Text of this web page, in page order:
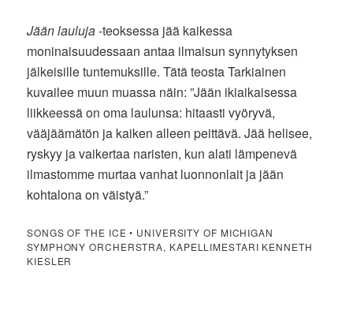
Jään lauluja-teoksessa jää kaikessa
moninaisuudessaan antaa ilmaisun synnytyksen
jälkeisille tuntemuksille. Tätä teosta Tarkiainen
kuvailee muun muassa näin: ”Jään ikiaikaisessa
liikkeessä on oma laulunsa: hitaasti vyöryvä,
vääjäämätön ja kaiken alleen peittävä. Jää helisee,
ryskyy ja vaikertaa naristen, kun alati lämpenevä
ilmastomme murtaa vanhat luonnonlait ja jään
kohtalona on väistyä.”
SONGS OF THE ICE • UNIVERSITY OF MICHIGAN
SYMPHONY ORCHERSTRA, KAPELLIMESTARI KENNETH
KIESLER